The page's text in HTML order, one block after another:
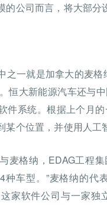
公司而言，将大部分
之一就是加拿大的麦
恒大新能源汽车还与
件系统。根据上个月
个位置，并使用人工
麦格纳，EDAG工程
种车型。”麦格纳的
家软件公司与一家